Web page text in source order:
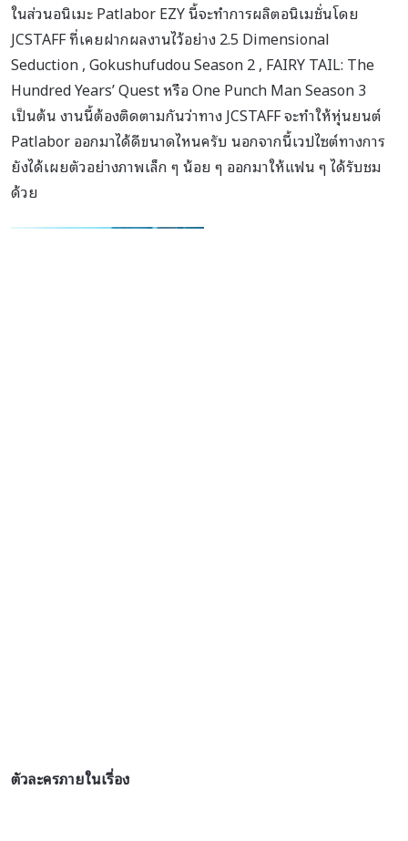
ในส่วนอนิเมะ Patlabor EZY นี้จะทำการผลิตอนิเมชั่นโดย
JCSTAFF ที่เคยฝากผลงานไว้อย่าง 2.5 Dimensional
Seduction , Gokushufudou Season 2 , FAIRY TAIL: The
Hundred Years’ Quest หรือ One Punch Man Season 3
เป็นต้น งานนี้ต้องติดตามกันว่าทาง JCSTAFF จะทำให้หุ่นยนต์
Patlabor ออกมาได้ดีขนาดไหนครับ นอกจากนี้เวปไซต์ทางการ
ยังได้เผยตัวอย่างภาพเล็ก ๆ น้อย ๆ ออกมาให้แฟน ๆ ได้รับชม
ด้วย
ตัวละครภายในเรื่อง